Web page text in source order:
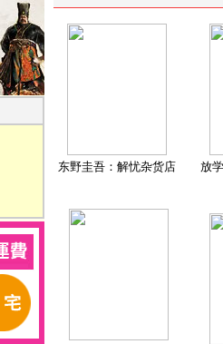
东野圭吾：解忧杂货店 放